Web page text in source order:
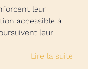
leur
accessible à
leur
Lire la suite